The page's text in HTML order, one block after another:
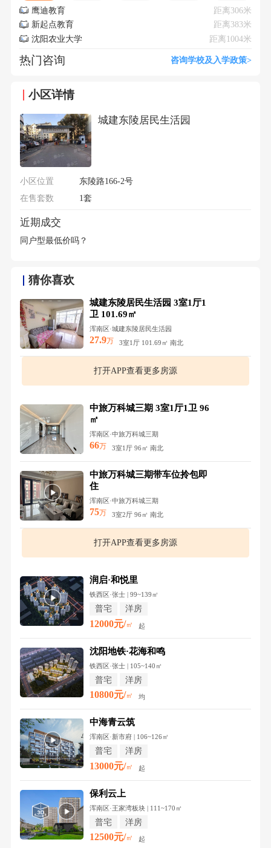
鹰迪教育
距离306米
新起点教育
距离383米
沈阳农业大学
距离1004米
热门咨询 咨询学校及入学政策>
小区详情
城建东陵居民生活园
小区位置
东陵路166-2号
在售套数
1套
近期成交
同户型最低价吗？
猜你喜欢
城建东陵居民生活园 3室1厅1
卫 101.69㎡
浑南区·城建东陵居民生活园
27.9万 3室1厅 101.69㎡ 南北
打开APP查看更多房源
中旅万科城三期 3室1厅1卫 96
㎡
浑南区·中旅万科城三期
66万 3室1厅 96㎡ 南北
中旅万科城三期带车位拎包即
住
浑南区·中旅万科城三期
75万 3室2厅 96㎡ 南北
打开APP查看更多房源
润启·和悦里
铁西区·张士 | 99~139㎡
普宅 洋房
12000元/㎡ 起
沈阳地铁·花海和鸣
铁西区·张士 | 105~140㎡
普宅 洋房
10800元/㎡ 均
中海青云筑
浑南区·新市府 | 106~126㎡
普宅 洋房
13000元/㎡ 起
保利云上
浑南区·王家湾板块 | 111~170㎡
普宅 洋房
12500元/㎡ 起